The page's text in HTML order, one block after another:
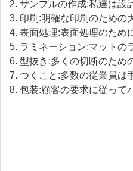
2. サンプルの作成:私達は設
3. 印刷:明確な印刷のための
4. 表面処理:表面処理のため
5. ラミネーション:マットの
6. 型抜き:多くの切断のため
7. つくこと:多数の従業員は
8. 包装:顧客の要求に従って